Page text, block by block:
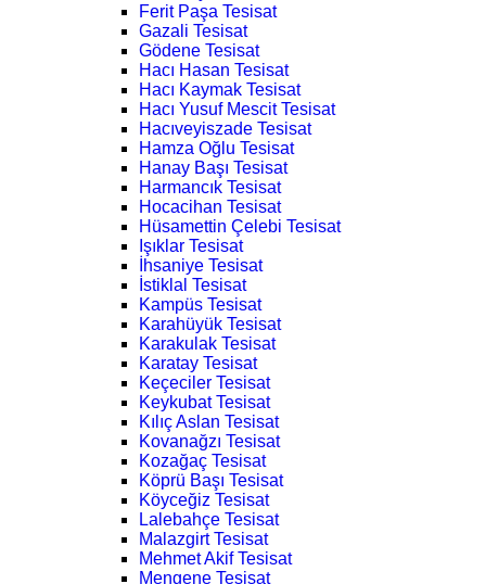
Ferit Paşa Tesisat
Gazali Tesisat
Gödene Tesisat
Hacı Hasan Tesisat
Hacı Kaymak Tesisat
Hacı Yusuf Mescit Tesisat
Hacıveyiszade Tesisat
Hamza Oğlu Tesisat
Hanay Başı Tesisat
Harmancık Tesisat
Hocacihan Tesisat
Hüsamettin Çelebi Tesisat
Işıklar Tesisat
İhsaniye Tesisat
İstiklal Tesisat
Kampüs Tesisat
Karahüyük Tesisat
Karakulak Tesisat
Karatay Tesisat
Keçeciler Tesisat
Keykubat Tesisat
Kılıç Aslan Tesisat
Kovanağzı Tesisat
Kozağaç Tesisat
Köprü Başı Tesisat
Köyceğiz Tesisat
Lalebahçe Tesisat
Malazgirt Tesisat
Mehmet Akif Tesisat
Mengene Tesisat